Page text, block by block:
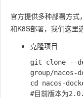
官方提供多种部署方
和K8S部署，我们这里
克隆项目
git clone --
group/nacos-
cd nacos-
#目前版本为